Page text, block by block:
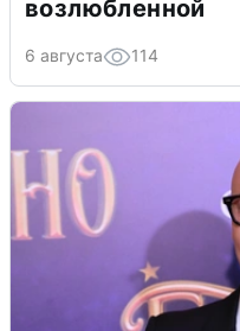
возлюбленной
6 августа 114